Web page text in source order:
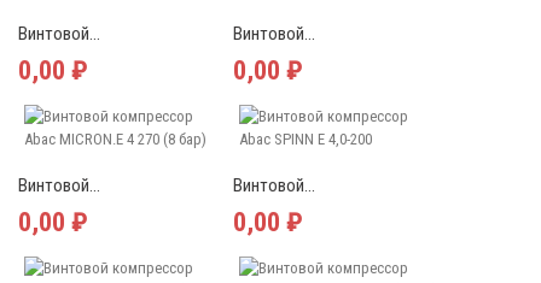
Винтовой...
0,00 ₽
Винтовой...
0,00 ₽
Винтовой...
0,00 ₽
Винтовой...
0,00 ₽